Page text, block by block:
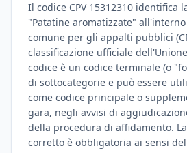
Il codice CPV 15312310 identifica
"Patatine aromatizzate"
comune per gli appalti pubblici
classificazione ufficiale
codice è un codice terminale (o
di sottocategorie e può essere
come codice principale o
gara, negli avvisi di
della procedura di affidamento.
corretto è obbligatoria ai sensi del